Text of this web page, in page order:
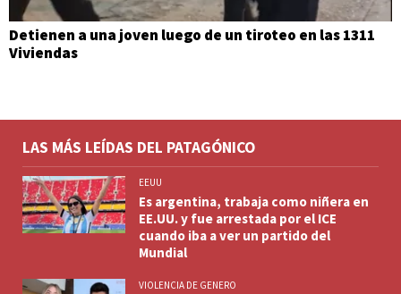
Detienen a una joven luego de un tiroteo en las 1311
Viviendas
LAS MÁS LEÍDAS DEL PATAGÓNICO
EEUU
Es argentina, trabaja como niñera en
EE.UU. y fue arrestada por el ICE
cuando iba a ver un partido del
Mundial
VIOLENCIA DE GENERO